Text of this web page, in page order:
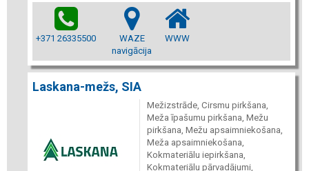
+371 26335500
WAZE
navigācija
WWW
Laskana-mežs, SIA
Mežizstrāde, Cirsmu pirkšana,
Meža īpašumu pirkšana, Mežu
pirkšana, Mežu apsaimniekošana,
Meža apsaimniekošana,
Kokmateriālu iepirkšana,
Kokmateriālu pārvadājumi,